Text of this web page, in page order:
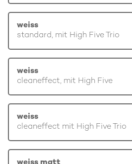
weiss
standard, mit High Five Trio
weiss
cleaneffect, mit High Five
weiss
cleaneffect mit High Five Trio